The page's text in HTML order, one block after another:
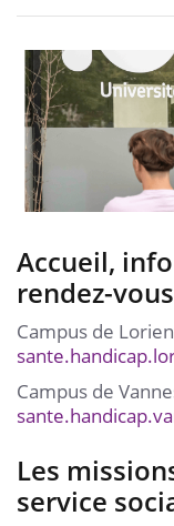
Accueil,
rendez-vous
Campus de
Campus de
Les
service